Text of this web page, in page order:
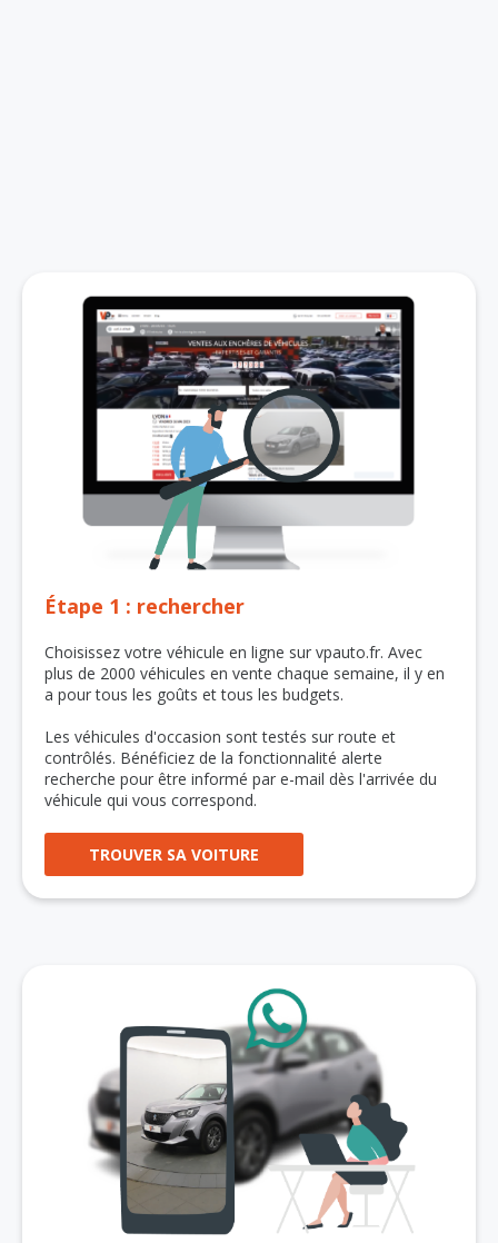
Étape 1 : rechercher
Choisissez votre véhicule en ligne sur vpauto.fr. Avec
plus de 2000 véhicules en vente chaque semaine, il y en
a pour tous les goûts et tous les budgets.
Les véhicules d'occasion sont testés sur route et
contrôlés. Bénéficiez de la fonctionnalité alerte
recherche pour être informé par e-mail dès l'arrivée du
véhicule qui vous correspond.
TROUVER SA VOITURE